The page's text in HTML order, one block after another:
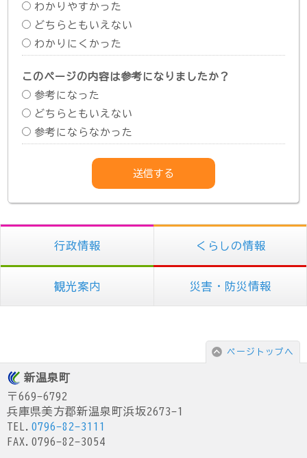
わかりやすかった
どちらともいえない
わかりにくかった
このページの内容は参考になりましたか？
参考になった
どちらともいえない
参考にならなかった
行政情報 くらしの情報
観光案内 災害・防災情報
ページトップへ
新温泉町
〒669-6792
兵庫県美方郡新温泉町浜坂2673-1
TEL. 0796-82-3111
FAX.0796-82-3054